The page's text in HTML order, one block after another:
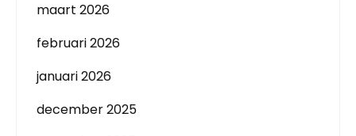
maart 2026
februari 2026
januari 2026
december 2025